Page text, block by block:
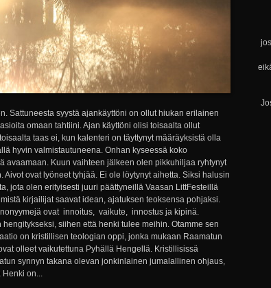
Sattuneesta syystä ajankäyttöni on ollut hiukan erilainen
omaan tahtiini. Ajan käyttöni olisi toisaalta ollut
taas ei, kun kalenteri on täyttynyt määräyksistä olla
hyvin valmistautuneena. Onhan kyseessä koko
avaamaan. Kuun vaihteen jälkeen olen pikkuhiljaa ryhtynyt
Aivot ovat lyöneet tyhjää. Ei ole löytynyt aihetta. Siksi halusin
jota olen erityisesti juuri päättyneillä Vaasan LittFesteillä
kirjailijat saavat idean, ajatuksen teoksensa pohjaksi.
ovat innoitus, vaikute, innostus ja kipinä.
siihen että henki tulee meihin. Otamme sen
on kristillisen teologian oppi, jonka mukaan Raamatun
olleet vaikutettuna Pyhällä Hengellä. Kristillisissä
synnyn takana olevan jonkinlainen jumalallinen ohjaus,
Henki on...